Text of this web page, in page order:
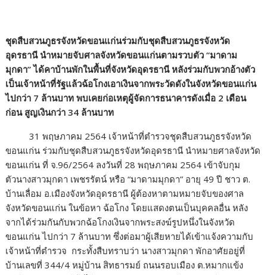
ชุดสืบสวนภูธรจังหวัดขอนแก่นร่วมกับชุดสืบสวนภูธรจังหวัด
อุดรธานี นำหมายจับศาลจังหวัดขอนแก่นตามรวบตัว“มาดาม
มุกดา”ได้คาบ้านพักในพื้นที่จังหวัดอุดรธานี หลังร่วมกับพวกอ้างตัว
เป็นเจ้าหน้าที่รัฐแล้วฉ้อโกงเอาเงินจากพระวัดดังในจังหวัดขอนแก่น
ไปกว่า 7 ล้านบาท พบเคยก่อเหตุผู้จัดการธนาคารดังเมื่อ 2 เดือน
ก่อน สูญเงินกว่า 34 ล้านบาท
31 พฤษภาคม 2564 เจ้าหน้าที่ตำรวจชุดสืบสวนภูธรจังหวัด
ขอนแก่น ร่วมกับชุดสืบสวนภูธรจังหวัดอุดรธานี นำหมายศาลจังหวัด
ขอนแก่น ที่ จ.96/2564 ลงวันที่ 28 พฤษภาคม 2564 เข้าจับกุม
ตัวนางสาวมุกดา เพชรรัตน์ หรือ “มาดามมุกดา” อายุ 49 ปี ชาว ต.
บ้านเลื่อม อ.เมืองจังหวัดอุดรธานี ผู้ต้องหาตามหมายจับของศาล
จังหวัดขอนแก่น ในข้อหา ฉ้อโกง โดยแสดงตนเป็นบุคคลอื่น หลัง
จากได้ร่วมกันกับพวกฉ้อโกงเงินจากพระสงฆ์รูปหนึ่งในจังหวัด
ขอนแก่น ไปกว่า 7 ล้านบาท ซึ่งต่อมาผู้เสียหายได้เข้าแจ้งความกับ
เจ้าหน้าที่ตำรวจ กระทั้งสืบทราบว่า นางสาวมุกดา พักอาศัยอยู่ที่
บ้านเลขที่ 344/4 หมู่บ้าน สิทธารมย์ ถนนรอบเมือง ต.หมากแข้ง